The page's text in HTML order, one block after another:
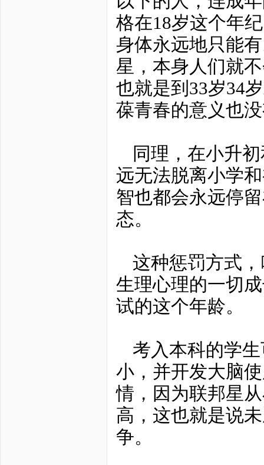
格在18岁这个年
身体永远地只能
星，本身人们就
也就是到33岁34
葆青春的意义也
同理，在小升
远无法脱离小学
智也都会永远停
态。
这种惩罚方式
生理心理的一切
试的这个年龄。
考入本科的学
小，并开发大脑
情，因为联邦星
高，这也就是说
争。